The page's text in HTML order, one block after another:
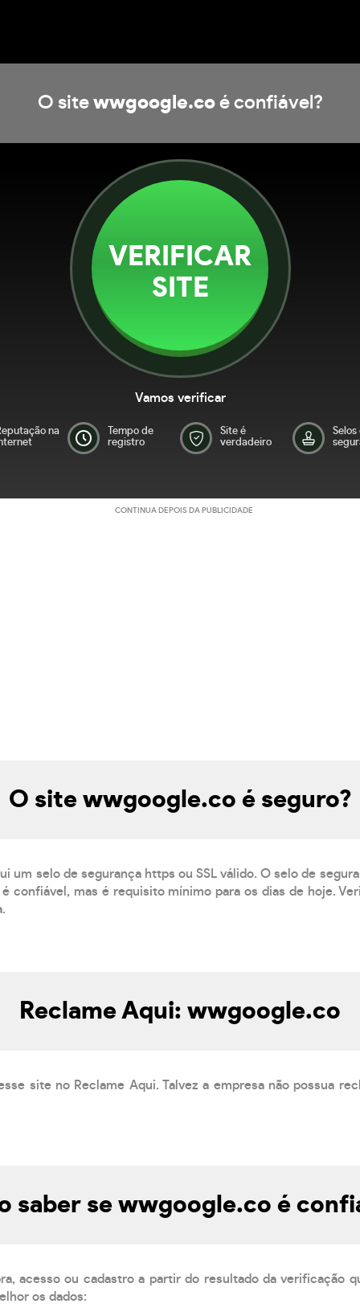
O site wwgoogle.coé confiável?
VERIFICAR
SITE
Vamos verificar
na
Tempo de
registro
Site é
verdadeiro
Selos
CONTINUA DEPOIS DA PUBLICIDADE
O site wwgoogle.co é seguro?
um selo de segurança https ou SSL válido. O selo de
confiável, mas é requisito mínimo para os dias de hoje.
Reclame Aqui: wwgoogle.co
site no Reclame Aqui. Talvez a empresa não possua
saber se wwgoogle.co é
acesso ou cadastro a partir do resultado da verificação
os dados: